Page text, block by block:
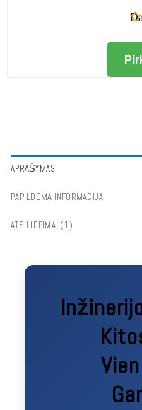
APRAŠYMAS
PAPILDOMA INFORMACIJA
ATSILIEPIMAI (1)